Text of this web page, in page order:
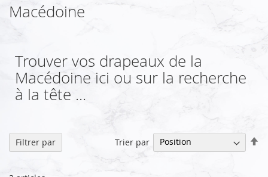
Macédoine
Trouver vos drapeaux de la
Macédoine ici ou sur la recherche
à la tête ...
Trier par
Filtrer par